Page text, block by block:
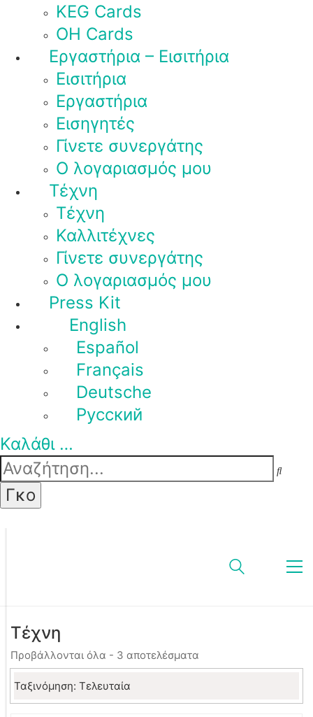
KEG Cards
OH Cards
Εργαστήρια – Εισιτήρια
Εισιτήρια
Εργαστήρια
Εισηγητές
Γίνετε συνεργάτης
Ο λογαριασμός μου
Τέχνη
Τέχνη
Καλλιτέχνες
Γίνετε συνεργάτης
Ο λογαριασμός μου
Press Kit
English
Español
Français
Deutsche
Pусский
Καλάθι …
Τέχνη
Προβάλλονται όλα - 3 αποτελέσματα
by
Ταξινόμηση: Τελευταία